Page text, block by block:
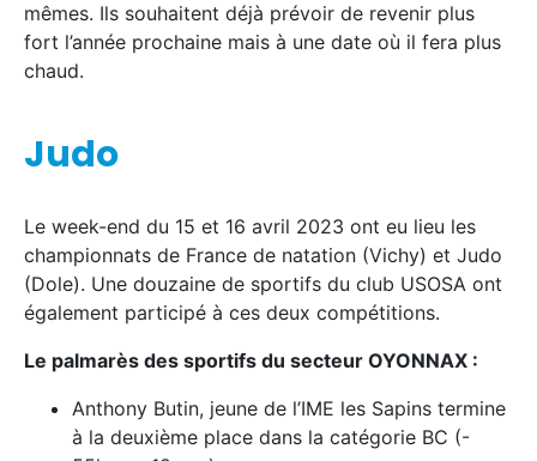
mêmes. Ils souhaitent déjà prévoir de revenir plus
fort l’année prochaine mais à une date où il fera plus
chaud.
Judo
Le week-end du 15 et 16 avril 2023 ont eu lieu les
championnats de France de natation (Vichy) et Judo
(Dole). Une douzaine de sportifs du club USOSA ont
également participé à ces deux compétitions.
Le palmarès des sportifs du secteur OYONNAX :
Anthony Butin, jeune de l’IME les Sapins termine
à la deuxième place dans la catégorie BC (-